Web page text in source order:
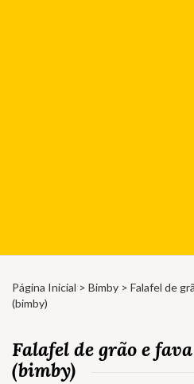
Página Inicial > Bimby > Falafel de
(bimby)
Falafel de grão e
(bimby)